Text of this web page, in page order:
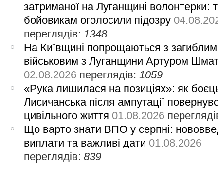
затриманої на Луганщині волонтерки:
бойовикам оголосили підозру
переглядів: 1348
На Київщині попрощаються з загиблим
військовим з Луганщини Артуром
02.08.2026 переглядів: 1059
«Рука лишилася на позиціях»: як
Лисичанська після ампутації
цивільного життя 01.08.2026
Що варто знати ВПО у серпні:
виплати та важливі дати 01.08.2026
переглядів:839